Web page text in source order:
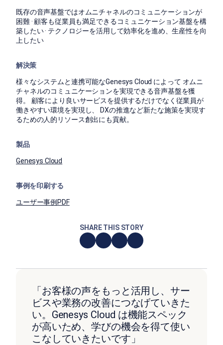
既存の音声基盤ではオムニチャネルのコミュニケーションが
困難 · 顧客も従業員も満足できるコミュニケーション基盤を構
築したい · テクノロジーを活用して効率化を進め、生産性を向
上したい
解決策
様々なシステムと連携可能なGenesys Cloud によって オムニ
チャネルのコミュニケーションを実現できる音声基盤を獲
得。 顧客により良いサービスを提供するだけでなく従業員が
働きやすい環境を実現し、 DXの推進など新たな施策を実現す
るための人的リソース創出にも貢献。
製品
Genesys Cloud
事例を印刷する
ユーザー事例PDF
SHARE THIS STORY
「お客様の声をもっと活用し、サー
ビスや業務の改善につなげていきた
い。Genesys Cloud は機能スペック
が高いため、学びの機会を得て使い
こなしていきたいです」